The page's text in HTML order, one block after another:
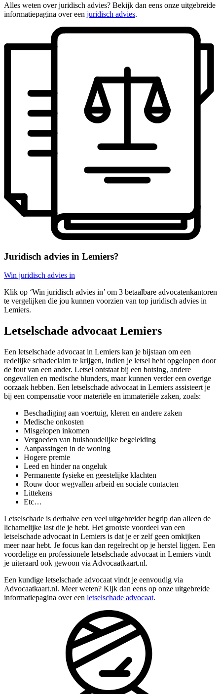
Alles weten over juridisch advies? Bekijk dan eens onze uitgebreide
informatiepagina over een juridisch advies.
Juridisch advies in Lemiers?
Win juridisch advies in
Klik op ‘Win juridisch advies in’ om 3 betaalbare advocatenkantoren
te vergelijken die jou kunnen voorzien van top juridisch advies in
Lemiers.
Letselschade advocaat Lemiers
Een letselschade advocaat in Lemiers kan je bijstaan om een
redelijke schadeclaim te krijgen, indien je letsel hebt opgelopen door
de fout van een ander. Letsel ontstaat bij een botsing, andere
ongevallen en medische blunders, maar kunnen verder een overige
oorzaak hebben. Een letselschade advocaat in Lemiers assisteert je
bij een compensatie voor materiële en immateriële zaken, zoals:
Beschadiging aan voertuig, kleren en andere zaken
Medische onkosten
Misgelopen inkomen
Vergoeden van huishoudelijke begeleiding
Aanpassingen in de woning
Hogere premie
Leed en hinder na ongeluk
Permanente fysieke en geestelijke klachten
Rouw door wegvallen arbeid en sociale contacten
Littekens
Etc…
Letselschade is derhalve een veel uitgebreider begrip dan alleen de
lichamelijke last die je hebt. Het grootste voordeel van een
letselschade advocaat in Lemiers is dat je er zelf geen omkijken
meer naar hebt. Je focus kan dan regelrecht op je herstel liggen. Een
voordelige en professionele letselschade advocaat in Lemiers vindt
je uiteraard ook gewoon via Advocaatkaart.nl.
Een kundige letselschade advocaat vindt je eenvoudig via
Advocaatkaart.nl. Meer weten? Kijk dan eens op onze uitgebreide
informatiepagina over een letselschade advocaat.